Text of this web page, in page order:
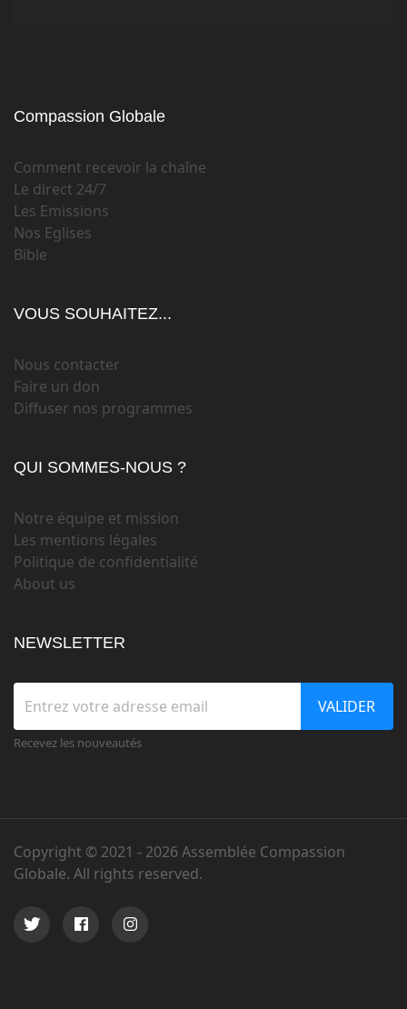
Compassion Globale
Comment recevoir la chaîne
Le direct 24/7
Les Emissions
Nos Eglises
Bible
VOUS SOUHAITEZ...
Nous contacter
Faire un don
Diffuser nos programmes
QUI SOMMES-NOUS ?
Notre équipe et mission
Les mentions légales
Politique de confidentialité
About us
NEWSLETTER
VALIDER
Recevez les nouveautés
Copyright © 2021 - 2026 Assemblée Compassion
Globale. All rights reserved.